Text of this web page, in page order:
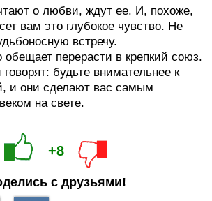
о любви, ждут ее. И, похоже,
вам это глубокое чувство. Не
встречу.
обещает перерасти в крепкий союз.
будьте внимательнее к
и они сделают вас самым
на свете.
+8
с друзьями!